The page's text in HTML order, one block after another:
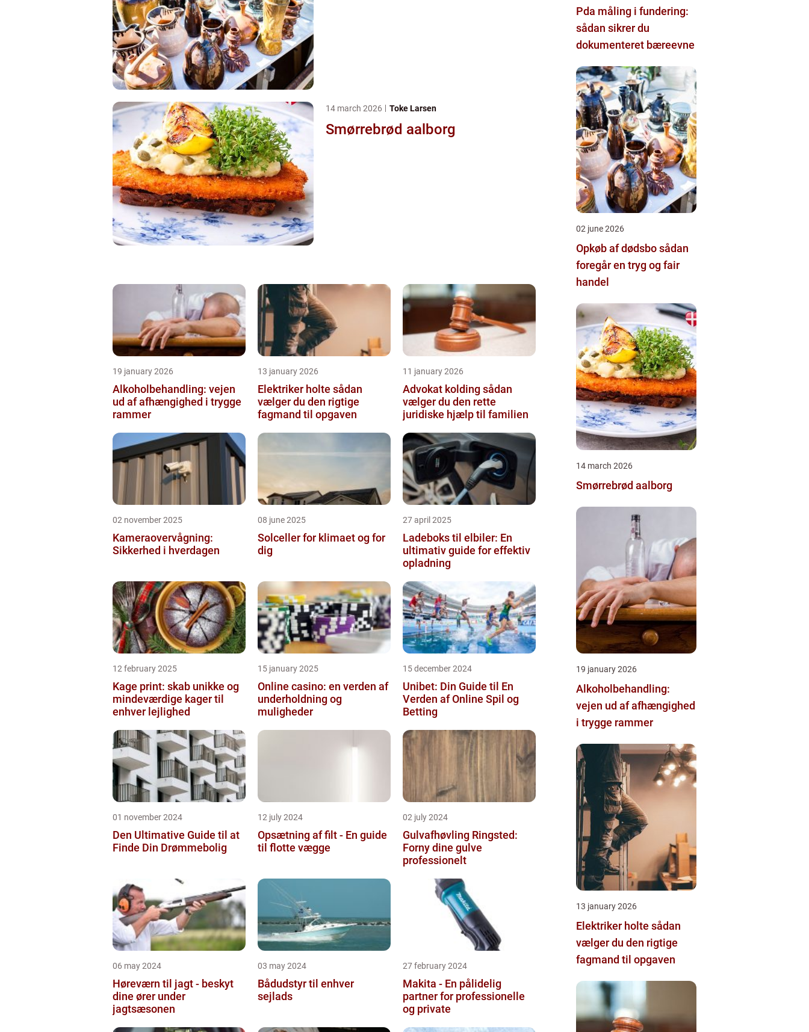
14 march 2026 Toke Larsen
Smørrebrød aalborg
19 january 2026
Alkoholbehandling: vejen
ud af afhængighed i trygge
rammer
13 january 2026
Elektriker holte sådan
vælger du den rigtige
fagmand til opgaven
11 january 2026
Advokat kolding sådan
vælger du den rette
juridiske hjælp til familien
02 november 2025
Kameraovervågning:
Sikkerhed i hverdagen
08 june 2025
Solceller for klimaet og for
dig
27 april 2025
Ladeboks til elbiler: En
ultimativ guide for effektiv
opladning
12 february 2025
Kage print: skab unikke og
mindeværdige kager til
enhver lejlighed
15 january 2025
Online casino: en verden af
underholdning og
muligheder
15 december 2024
Unibet: Din Guide til En
Verden af Online Spil og
Betting
01 november 2024
Den Ultimative Guide til at
Finde Din Drømmebolig
12 july 2024
Opsætning af filt - En guide
til flotte vægge
02 july 2024
Gulvafhøvling Ringsted:
Forny dine gulve
professionelt
06 may 2024
Høreværn til jagt - beskyt
dine ører under
jagtsæsonen
03 may 2024
Bådudstyr til enhver
sejlads
27 february 2024
Makita - En pålidelig
partner for professionelle
og private
Pda måling i fundering:
sådan sikrer du
dokumenteret bæreevne
02 june 2026
Opkøb af dødsbo sådan
foregår en tryg og fair
handel
14 march 2026
Smørrebrød aalborg
19 january 2026
Alkoholbehandling:
vejen ud af afhængighed
i trygge rammer
13 january 2026
Elektriker holte sådan
vælger du den rigtige
fagmand til opgaven